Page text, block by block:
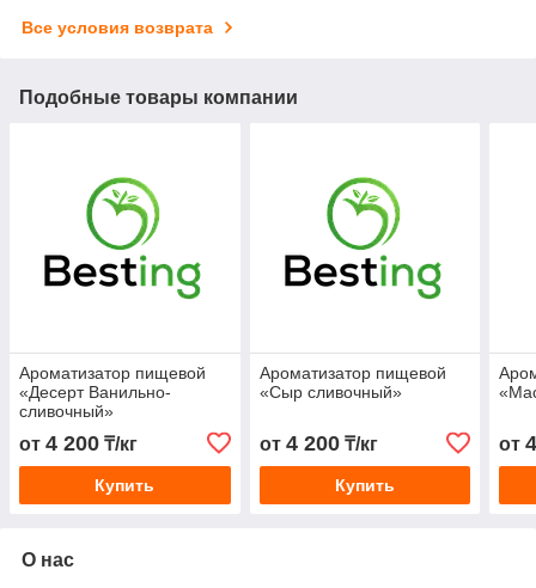
Все условия возврата
Подобные товары компании
Ароматизатор пищевой
«Десерт Ванильно-
сливочный»
от 4 200 ₸/кг
Купить
Ароматизатор пищевой
«Сыр сливочный»
от 4 200₸/кг
Купить
от
О нас